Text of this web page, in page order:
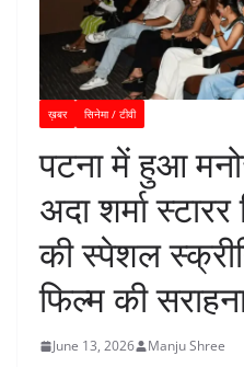
ख़बर सिनेमा / टीवी
पटना में हुआ
अदा शर्मा
की स्पेशल
फिल्म की
June 13, 2026 Manju Shree